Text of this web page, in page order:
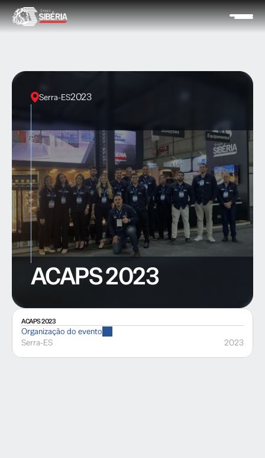
Serra-ES2023
ACAPS 2023
ACAPS 2023
Organização do evento
Serra-ES 2023